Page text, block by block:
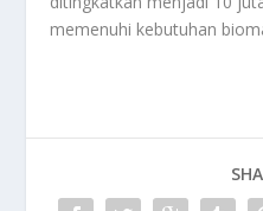
memenuhi kebutuhan